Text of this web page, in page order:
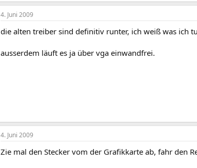
4. Juni 2009
die alten treiber sind definitiv runter, ich weiß was ich
ausserdem läuft es ja über vga einwandfrei.
4. Juni 2009
Zie mal den Stecker vom der Grafikkarte ab, fahr den